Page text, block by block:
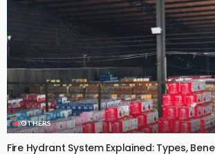
OTHERS
Fire Hydrant System Explained: Types,